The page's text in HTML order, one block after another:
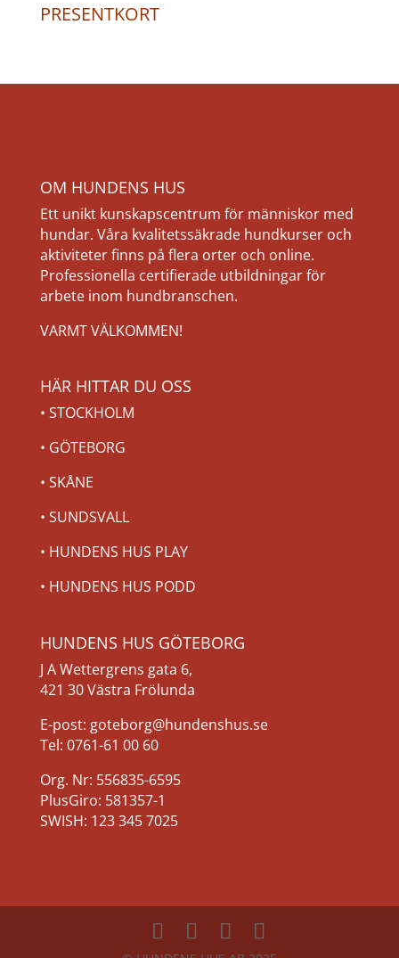
PRESENTKORT
OM HUNDENS HUS
Ett unikt kunskapscentrum för människor med
hundar. Våra kvalitetssäkrade hundkurser och
aktiviteter finns på flera orter och online.
Professionella certifierade utbildningar för
arbete inom hundbranschen.
VARMT VÄLKOMMEN!
HÄR HITTAR DU OSS
• STOCKHOLM
• GÖTEBORG
• SKÅNE
• SUNDSVALL
• HUNDENS HUS PLAY
• HUNDENS HUS PODD
HUNDENS HUS GÖTEBORG
J A Wettergrens gata 6,
421 30 Västra Frölunda
E-post: goteborg@hundenshus.se
Tel: 0761-61 00 60
Org. Nr: 556835-6595
PlusGiro: 581357-1
SWISH: 123 345 7025